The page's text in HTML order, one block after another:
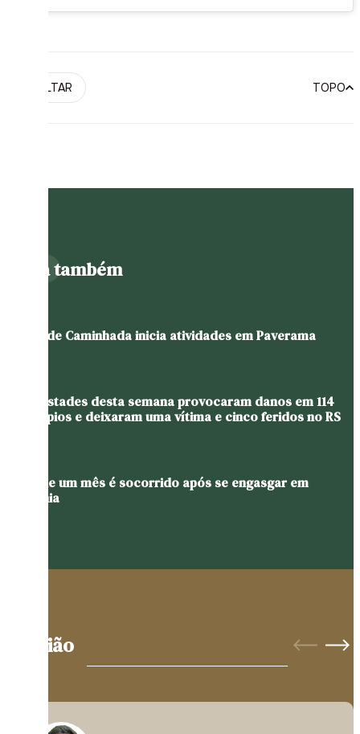
VOLTAR TOPO
Leia também
Grupo de Caminhada inicia atividades em Paverama
Tempestades desta semana provocaram danos em 114
municípios e deixaram uma vítima e cinco feridos no RS
Bebê de um mês é socorrido após se engasgar em
Teutônia
Opinião